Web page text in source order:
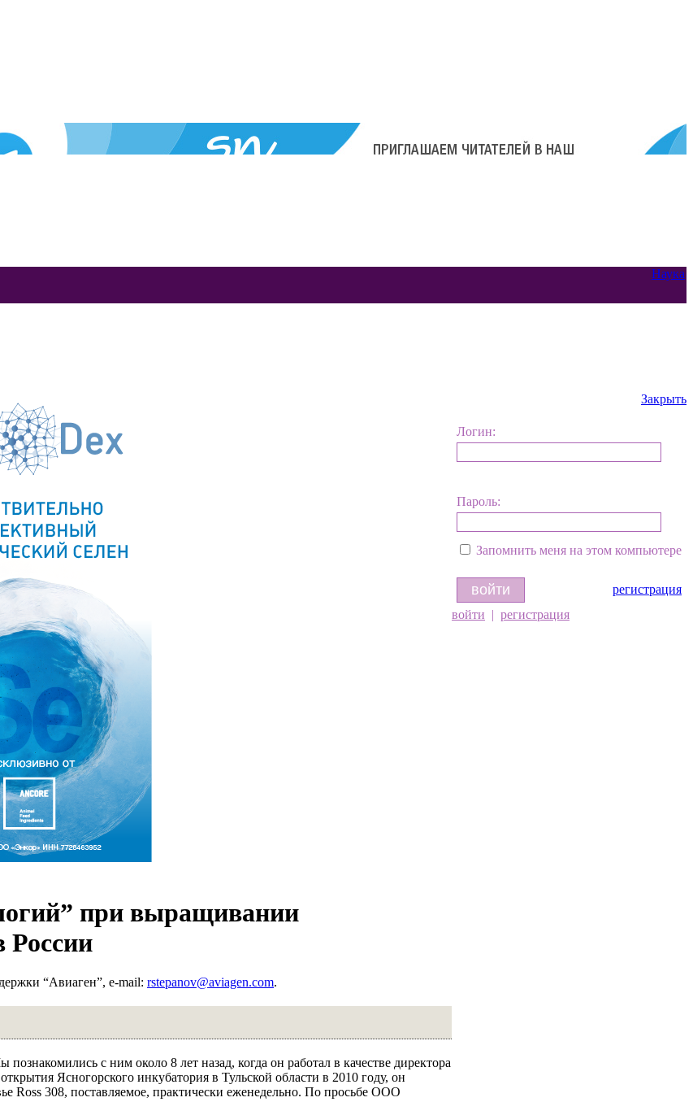
Наука
Закрыть
Логин:
Пароль:
Запомнить меня на этом компьютере
регистрация
войти | регистрация
при выращивании
России
“Авиаген”, е-mail: rstepanov@aviagen.com.
с ним около 8 лет назад, когда он работал в качестве директора
Ясногорского инкубатория в Тульской области в 2010 году, он
Ross 308, поставляемое, практически еженедельно. По просьбе ООО